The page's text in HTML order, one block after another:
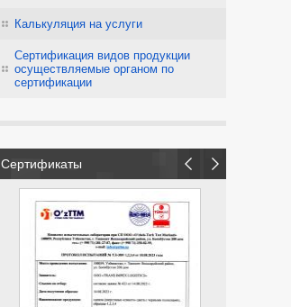
Калькуляция на услуги
Сертификация видов продукции
осуществляемые органом по
сертификации
Сертификаты